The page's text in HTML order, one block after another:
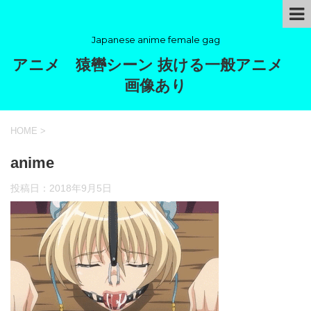
Japanese anime female gag
アニメ 猿轡シーン 抜ける一般アニメ
画像あり
HOME >
anime
投稿日： 2018年9月5日